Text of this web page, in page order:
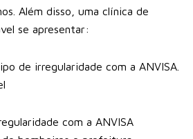
Além disso, uma clínica de
se apresentar:
de irregularidade com a ANVISA.
com a ANVISA